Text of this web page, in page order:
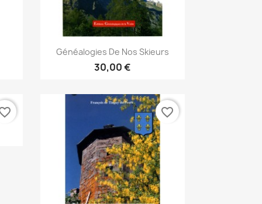
Snabbvy
Généalogies De Nos Skieurs
30,00 €
favorite_border